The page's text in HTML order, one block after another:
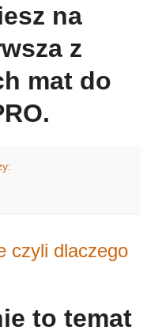
na
z
mat do
czyli dlaczego
to temat